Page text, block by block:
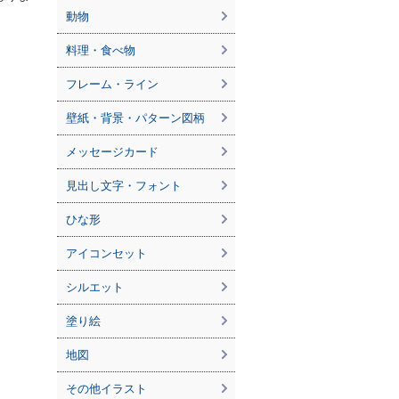
動物
料理・食べ物
フレーム・ライン
壁紙・背景・パターン図柄
メッセージカード
見出し文字・フォント
ひな形
アイコンセット
シルエット
塗り絵
地図
その他イラスト